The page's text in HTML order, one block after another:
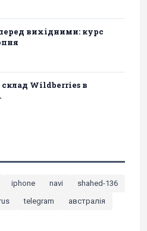
вихідними: курс
Wildberries в
iphone navi
shahed-136
telegram
австралія